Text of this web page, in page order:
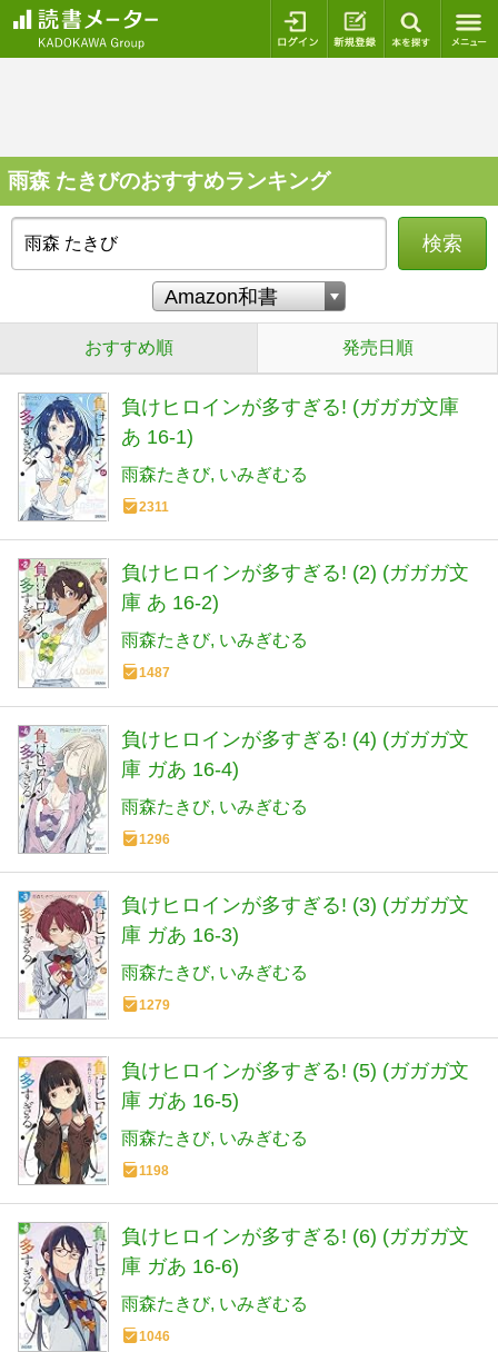
ログイン 新規登録
雨森 たきびのおすすめランキング
検索
おすすめ順 発売日順
負けヒロインが多すぎる! (ガガガ文庫
あ 16-1)
雨森たきび いみぎむる
2311
負けヒロインが多すぎる! (2) (ガガガ文
庫 あ 16-2)
雨森たきび いみぎむる
1487
負けヒロインが多すぎる! (4) (ガガガ文
庫 ガあ 16-4)
雨森たきび いみぎむる
1296
負けヒロインが多すぎる! (3) (ガガガ文
庫 ガあ 16-3)
雨森たきび いみぎむる
1279
負けヒロインが多すぎる! (5) (ガガガ文
庫 ガあ 16-5)
雨森たきび いみぎむる
1198
負けヒロインが多すぎる! (6) (ガガガ文
庫 ガあ 16-6)
雨森たきび いみぎむる
1046